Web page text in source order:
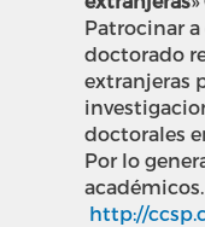
Patrocinar
doctorado
extranjeras
doctorales
Por lo
http://